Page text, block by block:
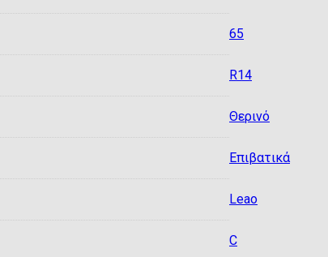
65
R14
Θερινό
Eπιβατικά
Leao
C